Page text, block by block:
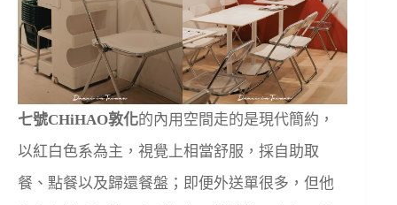
七號CHiHAO敦化的內用空間走的是現代簡約，
以紅白色系為主，視覺上相當舒服，採自助取
餐、點餐以及歸還餐盤；即便外送單很多，但他